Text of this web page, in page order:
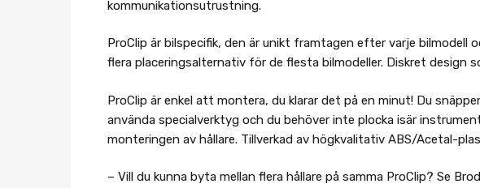
kommunikationsutrustning.
ProClip är bilspecifik, den är unikt framtagen efter varje
flera placeringsalternativ för de flesta bilmodeller. Diskret design
ProClip är enkel att montera, du klarar det på en minut! Du
använda specialverktyg och du behöver inte plocka isär
monteringen av hållare. Tillverkad av högkvalitativ ABS/Acetal-
– Vill du kunna byta mellan flera hållare på samma ProClip? Se